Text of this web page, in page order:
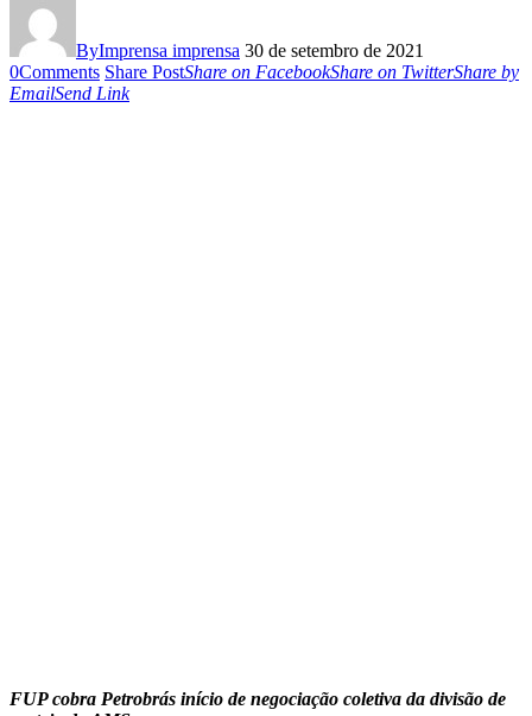
ByImprensa imprensa 30 de setembro de 2021
0Comments Share PostShare on FacebookShare on TwitterShare by
EmailSend Link
FUP cobra Petrobrás início de negociação coletiva da divisão de